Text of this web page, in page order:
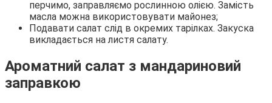
перчимо, заправляємо рослинною олією. Замість
масла можна використовувати майонез;
Подавати салат слід в окремих тарілках. Закуска
викладається на листя салату.
Ароматний салат з мандариновий
заправкою